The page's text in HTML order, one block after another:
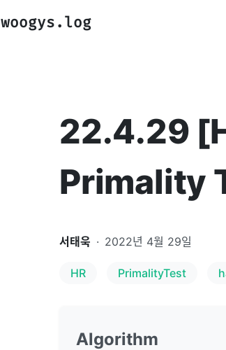
woogys.log
22.4.29
Primality
서태욱 · 2022년 4월 29일
HR PrimalityTest
Algorithm